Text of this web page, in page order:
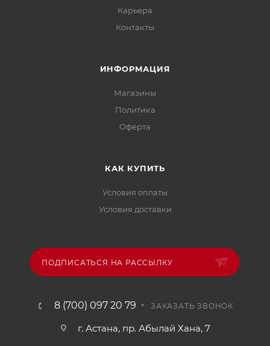
Карьера
Контакты
ИНФОРМАЦИЯ
Магазины
Политика
Офертa
КАК КУПИТЬ
Условия оплаты
Условия доставки
ПОДПИСАТЬСЯ НА РАССЫЛКУ
8 (700) 097 20 79 ЗАКАЗАТЬ ЗВОНОК
г. Астана, пр. Абылай Хана, 7